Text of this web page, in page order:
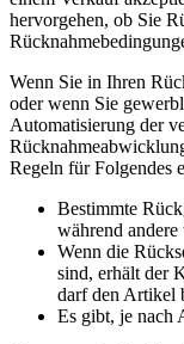
hervorgehen, ob Sie
Wenn Sie in Ihren
oder wenn Sie
Automatisierung der
Regeln für Folgendes
Bestimmte
während
Wenn die
sind, erhält der
darf den Artikel
Es gibt, je nach